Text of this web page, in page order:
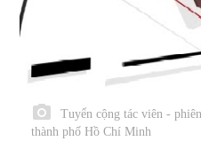
Tuyển cộng tác viên -
thành phố Hồ Chí Minh